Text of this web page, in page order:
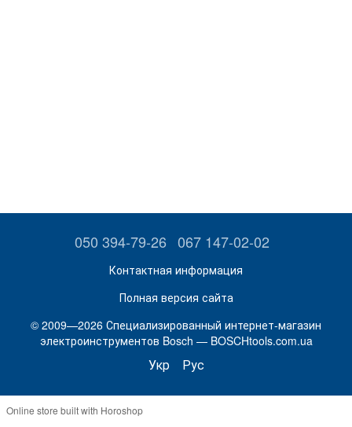
050 394-79-26 067 147-02-02
Контактная информация
Полная версия сайта
© 2009—2026 Специализированный интернет-магазин
электроинструментов Bosch — BOSCHtools.com.ua
Укр Рус
Online store built with Horoshop